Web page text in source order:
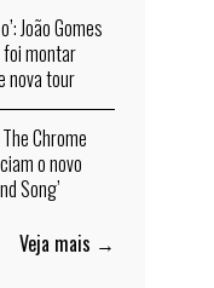
João Gomes
montar
nova tour
Chrome
o novo
Song’
Veja mais →